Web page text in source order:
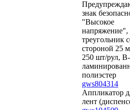
знак
"Высокое
напряжение",
треугольник
стороной 25
250 шт/рул,
полиэстер
gws804314
Аппликатор
лент